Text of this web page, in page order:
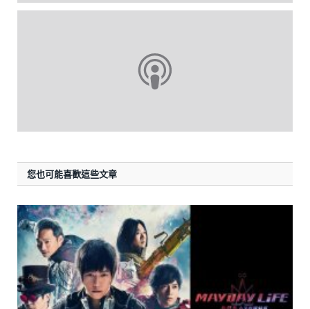
您也可能喜歡這些文章